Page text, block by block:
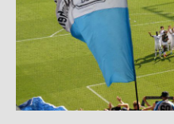
Groundliste
Fotos
Buch: Unter Löwen